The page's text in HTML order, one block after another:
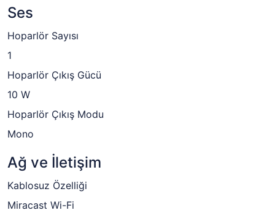
Ses
Hoparlör Sayısı
1
Hoparlör Çıkış Gücü
10 W
Hoparlör Çıkış Modu
Mono
Ağ ve İletişim
Kablosuz Özelliği
Miracast Wi-Fi